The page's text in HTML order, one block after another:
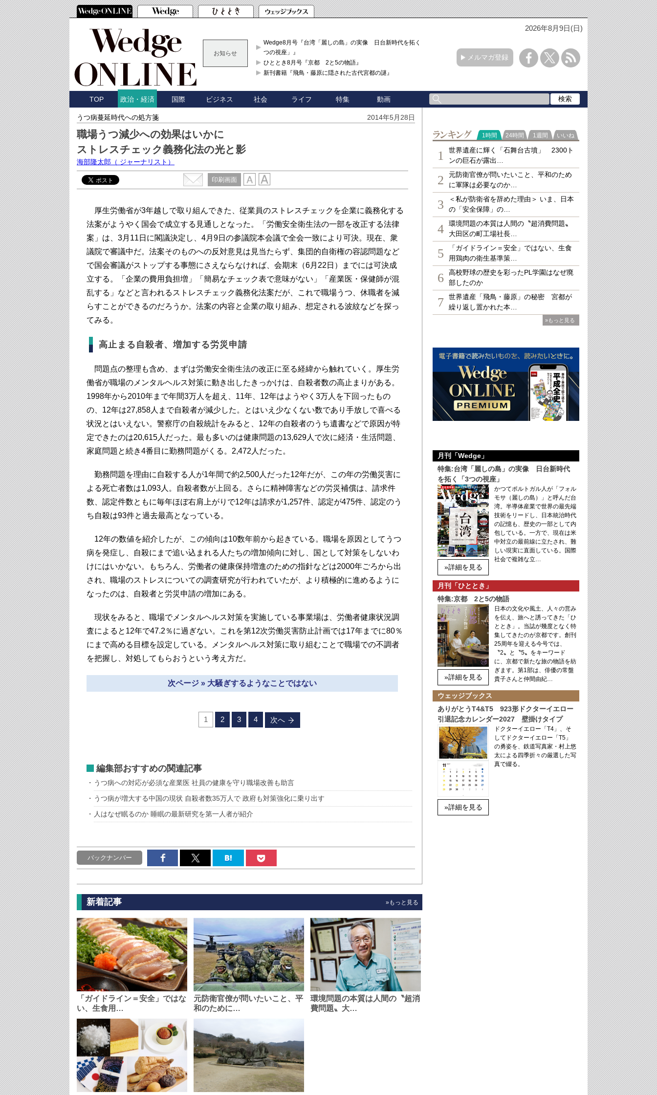
2026年8月9日(日)
お知らせ
Wedge8月号『台湾「麗しの島」の実像 日台新時代を拓く「3
つの視座」』
ひととき8月号『京都 2と5の物語』
新刊書籍『飛鳥・藤原に隠された古代宮都の謎』
メルマガ登録
TOP 政治・経済 国際 ビジネス 社会 ライフ 特集 動画
うつ病蔓延時代への処方箋 2014年5月28日
職場うつ減少への効果はいかに
ストレスチェック義務化法の光と影
海部隆太郎 （ ジャーナリスト）
印刷画面
厚生労働省が3年越しで取り組んできた、従業員のストレスチェックを企業に義務化する
法案がようやく国会で成立する見通しとなった。「労働安全衛生法の一部を改正する法律
案」は、3月11日に閣議決定し、4月9日の参議院本会議で全会一致により可決。現在、衆
議院で審議中だ。法案そのものへの反対意見は見当たらず、集団的自衛権の容認問題など
で国会審議がストップする事態にさえならなければ、会期末（6月22日）までには可決成
立する。「企業の費用負担増」「簡易なチェック表で意味がない」「産業医・保健師が混
乱する」などと言われるストレスチェック義務化法案だが、これで職場うつ、休職者を減
らすことができるのだろうか。法案の内容と企業の取り組み、想定される波紋などを探っ
てみる。
高止まる自殺者、増加する労災申請
問題点の整理も含め、まずは労働安全衛生法の改正に至る経緯から触れていく。厚生労
働省が職場のメンタルヘルス対策に動き出したきっかけは、自殺者数の高止まりがある。
1998年から2010年まで年間3万人を超え、11年、12年はようやく3万人を下回ったもの
の、12年は27,858人まで自殺者が減少した。とはいえ少なくない数であり手放しで喜べる
状況とはいえない。警察庁の自殺統計をみると、12年の自殺者のうち遺書などで原因が特
定できたのは20,615人だった。最も多いのは健康問題の13,629人で次に経済・生活問題、
家庭問題と続き4番目に勤務問題がくる。2,472人だった。
勤務問題を理由に自殺する人が1年間で約2,500人だった12年だが、この年の労働災害に
よる死亡者数は1,093人。自殺者数が上回る。さらに精神障害などの労災補償は、請求件
数、認定件数ともに毎年ほぼ右肩上がりで12年は請求が1,257件、認定が475件、認定のう
ち自殺は93件と過去最高となっている。
12年の数値を紹介したが、この傾向は10数年前から起きている。職場を原因としてうつ
病を発症し、自殺にまで追い込まれる人たちの増加傾向に対し、国として対策をしないわ
けにはいかない。もちろん、労働者の健康保持増進のための指針などは2000年ごろから出
され、職場のストレスについての調査研究が行われていたが、より積極的に進めるように
なったのは、自殺者と労災申請の増加にある。
現状をみると、職場でメンタルヘルス対策を実施している事業場は、労働者健康状況調
査によると12年で47.2％に過ぎない。これを第12次労働災害防止計画では17年までに80％
にまで高める目標を設定している。メンタルヘルス対策に取り組むことで職場での不調者
を把握し、対処してもらおうという考え方だ。
次ページ » 大騒ぎするようなことではない
1 2 3 4 次へ
編集部おすすめの関連記事
うつ病への対応が必須な産業医 社員の健康を守り職場改善も助言
うつ病が増大する中国の現状 自殺者数35万人で 政府も対策強化に乗り出す
人はなぜ眠るのか 睡眠の最新研究を第一人者が紹介
バックナンバー
新着記事 »もっと見る
「ガイドライン＝安全」ではな
い、生食用…
元防衛官僚が問いたいこと、平
和のために…
環境問題の本質は人間の〝超消
費問題〟大…
ランキング
1時間 24時間 1週間 いいね
1
世界遺産に輝く「石舞台古墳」 2300ト
ンの巨石が露出…
2
元防衛官僚が問いたいこと、平和のため
に軍隊は必要なのか…
3
＜私が防衛省を辞めた理由＞ いま、日本
の「安全保障」の…
4
環境問題の本質は人間の〝超消費問題〟
大田区の町工場社長…
5
「ガイドライン＝安全」ではない、生食
用鶏肉の衛生基準策…
6
高校野球の歴史を彩ったPL学園はなぜ廃
部したのか
7
世界遺産「飛鳥・藤原」の秘密 宮都が
繰り返し置かれた本…
»もっと見る
月刊「Wedge」
特集:台湾「麗しの島」の実像 日台新時代
を拓く「3つの視座」
»詳細を見る
かつてポルトガル人が「フォル
モサ（麗しの島）」と呼んだ台
湾。半導体産業で世界の最先端
技術をリードし、日本統治時代
の記憶も、歴史の一部として内
包している。一方で、現在は米
中対立の最前線に立たされ、難
しい現実に直面している。国際
社会で複雑な立…
月刊「ひととき」
特集:京都 2と5の物語
»詳細を見る
日本の文化や風土、人々の営み
を伝え、旅へと誘ってきた「ひ
ととき」。当誌が幾度となく特
集してきたのが京都です。創刊
25周年を迎える今号では、
〝2〟と〝5〟をキーワード
に、京都で新たな旅の物語を紡
ぎます。第1部は、俳優の常盤
貴子さんと仲間由紀…
ウェッジブックス
ありがとうT4&T5 923形ドクターイエロー
引退記念カレンダー2027 壁掛けタイプ
»詳細を見る
ドクターイエロー「T4」、そ
してドクターイエロー「T5」
の勇姿を、鉄道写真家・村上悠
太による四季折々の厳選した写
真で綴る。